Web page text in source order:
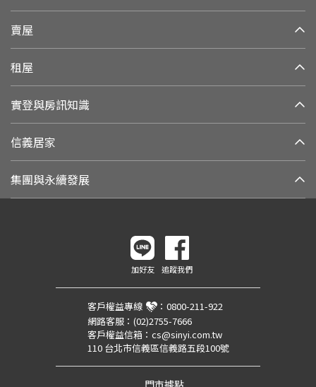
賣屋
租屋
實登與房訊知識
信義居家
集團與永續發展
加好友 追蹤我們
客戶權益專線 ： 0800-211-922
網路客服： (02)2755-7666
客戶權益信箱： cs@sinyi.com.tw
110 台北市信義區信義路五段100號